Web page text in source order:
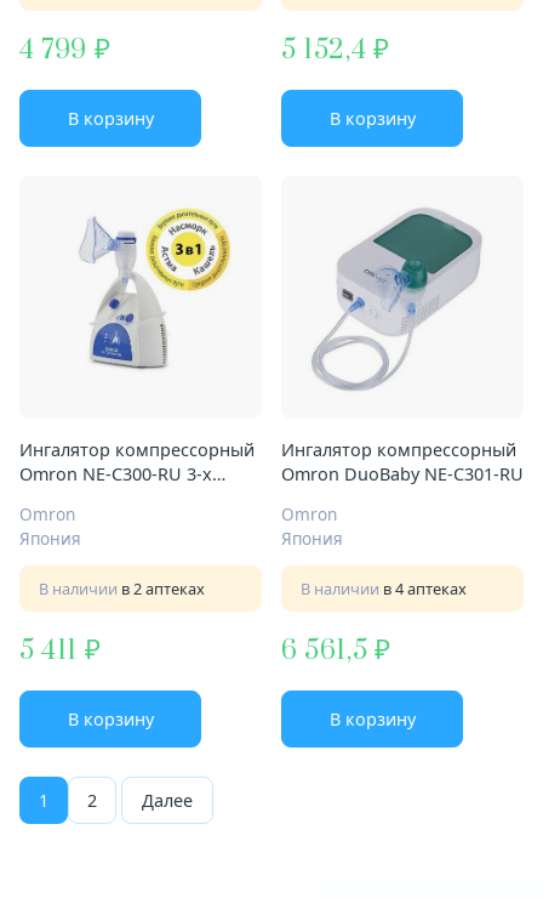
4 799
В корзину
5 152,4
В корзину
Ингалятор компрессорный
Omron NE-C300-RU 3-х
Omron
Япония
В наличии в 2 аптеках
5 411
В корзину
Ингалятор компрессорный
Omron DuoBaby NE-C301-RU
Omron
Япония
В наличии в 4 аптеках
6 561,5
В корзину
1 2 Далее